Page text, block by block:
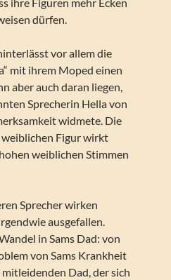
dürfen.
vor allem die
mit ihrem Moped einen
aber auch daran liegen,
Sprecherin Hella von
widmete. Die
Figur wirkt
weiblichen Stimmen
Sprecher wirken
ausgefallen.
in Sams Dad: von
von Sams Krankheit
Dad, der sich